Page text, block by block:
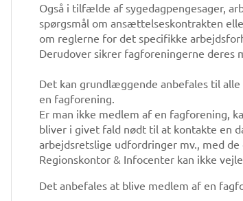
Også i tilfælde af sygedagpengesager,
spørgsmål om ansættelseskontrakten
om reglerne for det specifikke
Derudover sikrer fagforeningerne
Det kan grundlæggende anbefales til
en fagforening.
Er man ikke medlem af en fagforening,
bliver i givet fald nødt til at kontakte en
arbejdsretslige udfordringer mv., med
Regionskontor & Infocenter kan ikke
Det anbefales at blive medlem af en